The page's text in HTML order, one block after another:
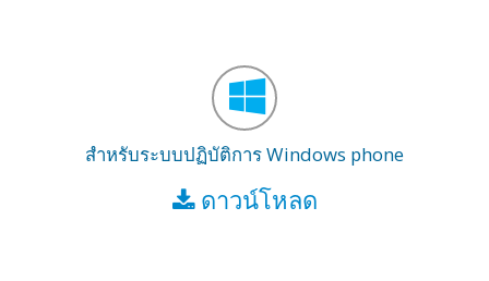
สำหรับระบบปฏิบัติการ Windows phone
ดาวน์โหลด